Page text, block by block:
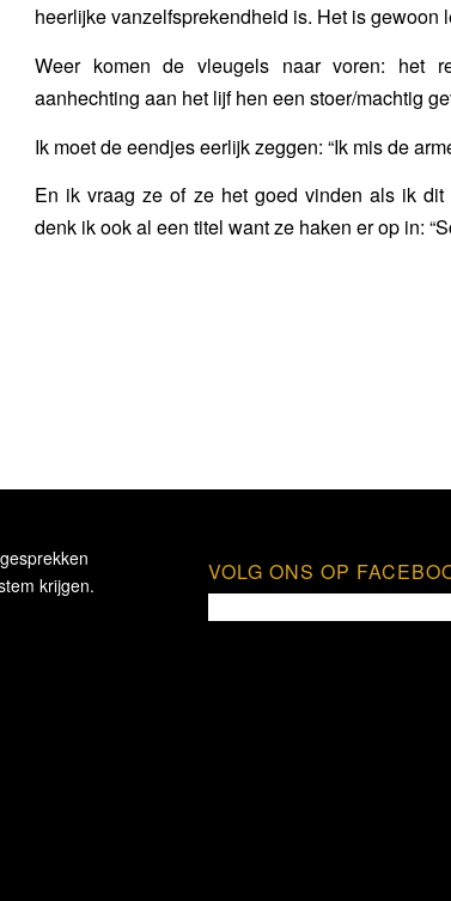
heerlijke vanzelfsprekendheid is. Het is gewoon
Weer komen de vleugels naar voren: het
aanhechting aan het lijf hen een stoer/machtig
Ik moet de eendjes eerlijk zeggen: “Ik mis de
En ik vraag ze of ze het goed vinden als ik
denk ik ook al een titel want ze haken er op in:
krijgen.
VOLG ONS OP